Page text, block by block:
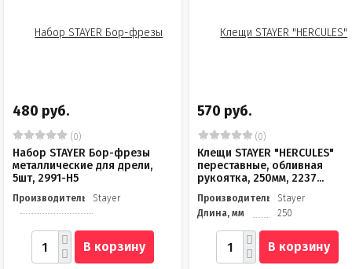
480 руб.
(0)
Набор STAYER Бор-фрезы
металлические для дрели,
5шт, 2991-H5
Производитель Stayer
В корзину
570 руб.
(0)
Клещи STAYER "HERCULES"
переставные, обливная
рукоятка, 250мм, 2237...
Производитель
Stayer
Длина, мм
250
В корзину